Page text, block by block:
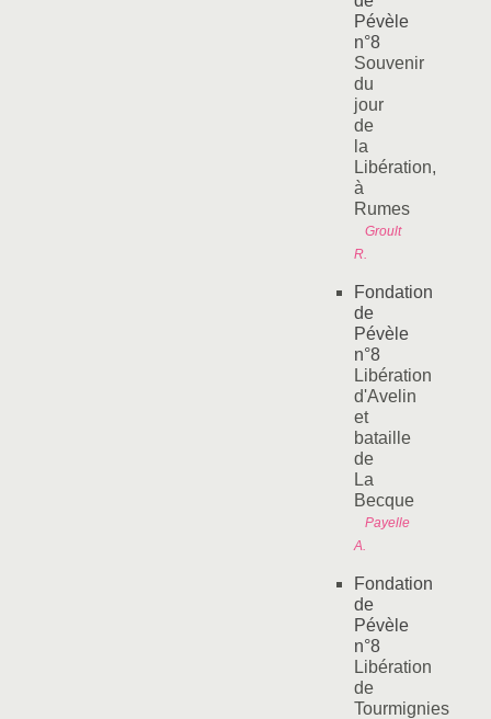
Pévèle
n°8
Souvenir
du
jour
de
la
Libération,
à
Rumes
Groult
R.
Fondation
de
Pévèle
n°8
Libération
d'Avelin
et
bataille
de
La
Becque
Payelle
A.
Fondation
de
Pévèle
n°8
Libération
de
Tourmignies